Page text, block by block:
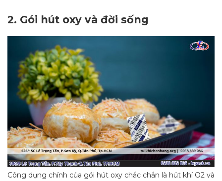
2. Gói hút oxy và đời sống
Công dụng chính của gói hút oxy chắc chắn là hút khí O2 và